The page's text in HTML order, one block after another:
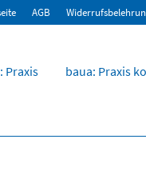
AGB
Praxis baua: Praxis